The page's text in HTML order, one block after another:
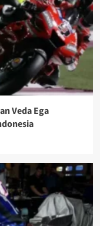
Veda Ega